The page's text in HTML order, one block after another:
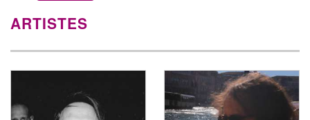
ARTISTES